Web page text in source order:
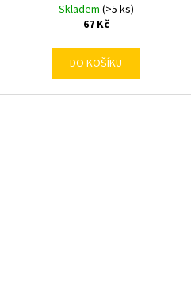
Skladem (>5 ks)
67 Kč
DO KOŠÍKU